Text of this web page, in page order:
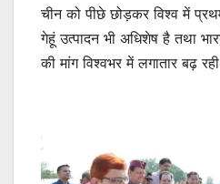
चीन को पीछे छोड़कर विश्व में
गेहूं उत्पादन भी अधिशेष है तथा
की मांग विश्वभर में लगातार बढ़